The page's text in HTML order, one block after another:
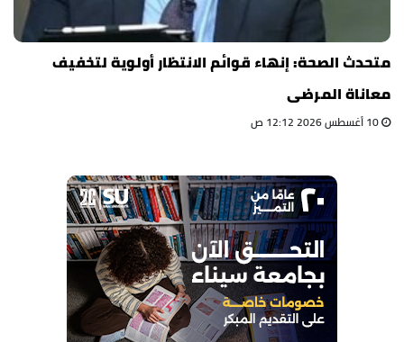
متحدث الصحة: إنهاء قوائم الانتظار أولوية لتخفيف
معاناة المرضى